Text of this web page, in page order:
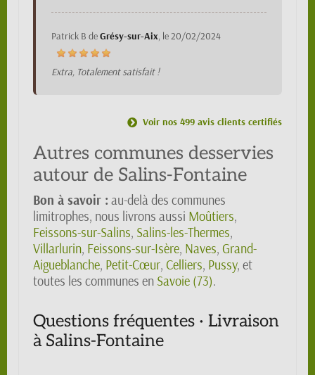
Patrick B deGrésy-sur-Aix, le20/02/2024
Extra, Totalement satisfait !
Voir nos 499 avis clients certifiés
Autres communes desservies
autour de Salins-Fontaine
Bon à savoir : au-delà des communes
limitrophes, nous livrons aussi Moûtiers,
Feissons-sur-Salins, Salins-les-Thermes,
Villarlurin, Feissons-sur-Isère, Naves, Grand-
Aigueblanche, Petit-Cœur, Celliers, Pussy, et
toutes les communes en Savoie (73).
Questions fréquentes · Livraison
à Salins-Fontaine